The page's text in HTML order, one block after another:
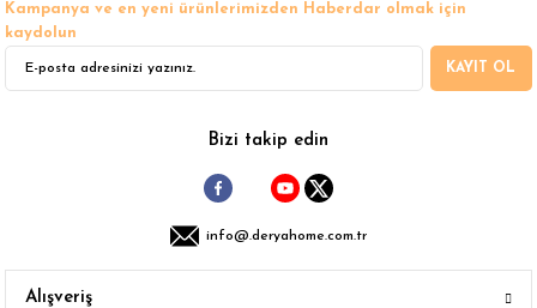
Gönder
Kampanya ve en yeni ürünlerimizden Haberdar olmak için
kaydolun
KAYIT OL
Bizi takip edin
info@.deryahome.com.tr
Alışveriş